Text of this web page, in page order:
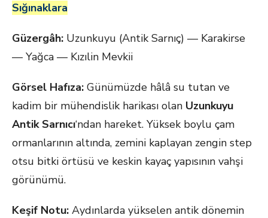
Sığınaklara
Güzergâh: Uzunkuyu (Antik Sarnıç) — Karakirse
— Yağca — Kızılin Mevkii
Görsel Hafıza: Günümüzde hâlâ su tutan ve
kadim bir mühendislik harikası olan Uzunkuyu
Antik Sarnıcı‘ndan hareket. Yüksek boylu çam
ormanlarının altında, zemini kaplayan zengin step
otsu bitki örtüsü ve keskin kayaç yapısının vahşi
görünümü.
Keşif Notu: Aydınlarda yükselen antik dönemin